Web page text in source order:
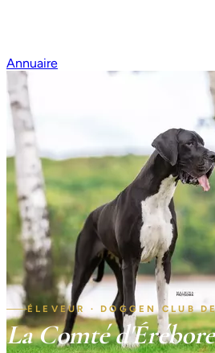
Annuaire
ÉLEVEUR · DOGGEN CLUB
La Comté d'Érébore